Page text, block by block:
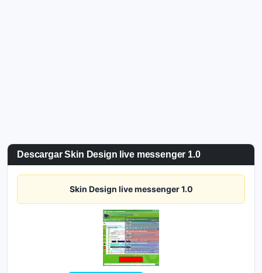
Descargar Skin Design live messenger 1.0
Skin Design live messenger 1.0